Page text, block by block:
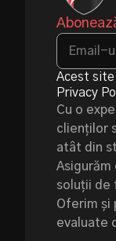
Acest site
Privacy
Cu o
clienților
atât din
soluții de
Oferim și
evaluate